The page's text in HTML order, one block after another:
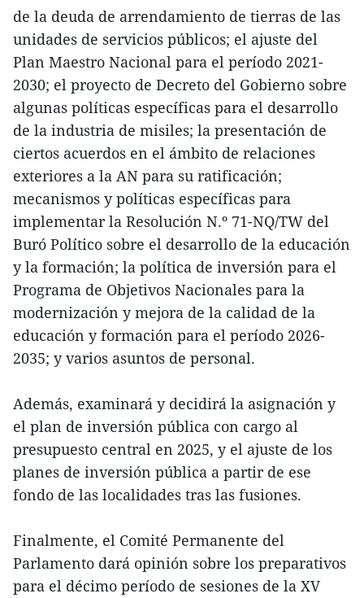
de la deuda de arrendamiento de tierras de las
unidades de servicios públicos; el ajuste del
Plan Maestro Nacional para el período 2021-
2030; el proyecto de Decreto del Gobierno sobre
algunas políticas específicas para el desarrollo
de la industria de misiles; la presentación de
ciertos acuerdos en el ámbito de relaciones
exteriores a la AN para su ratificación;
mecanismos y políticas específicas para
implementar la Resolución N.º 71-NQ/TW del
Buró Político sobre el desarrollo de la educación
y la formación; la política de inversión para el
Programa de Objetivos Nacionales para la
modernización y mejora de la calidad de la
educación y formación para el período 2026-
2035; y varios asuntos de personal.
Además, examinará y decidirá la asignación y
el plan de inversión pública con cargo al
presupuesto central en 2025, y el ajuste de los
planes de inversión pública a partir de ese
fondo de las localidades tras las fusiones.
Finalmente, el Comité Permanente del
Parlamento dará opinión sobre los preparativos
para el décimo período de sesiones de la XV